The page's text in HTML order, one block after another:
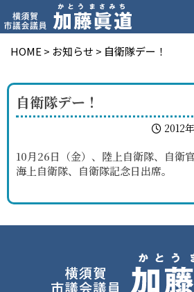
HOME > お知らせ > 自衛隊デー！
自衛隊デー！
2012
10月26日（金）、陸上自衛隊、自衛
海上自衛隊、自衛隊記念日出席。